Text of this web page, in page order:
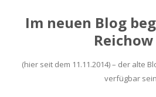
Im neuen Blog
(hier seit dem 11.11.2014) – der alte
verfügbar